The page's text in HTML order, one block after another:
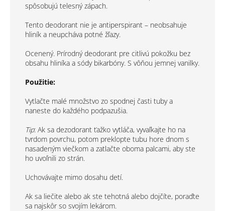
spôsobujú telesný zápach.
Tento deodorant nie je antiperspirant – neobsahuje
hliník a neupcháva potné žľazy.
Ocenený. Prírodný deodorant pre citlivú pokožku bez
obsahu hliníka a sódy bikarbóny. S vôňou jemnej vanilky.
Použitie:
Vytlačte malé množstvo zo spodnej časti tuby a
naneste do každého podpazušia.
Tip: Ak sa dezodorant ťažko vytláča, vyvaľkajte ho na
tvrdom povrchu, potom preklopte tubu hore dnom s
nasadeným viečkom a zatlačte oboma palcami, aby ste
ho uvoľnili zo strán.
Uchovávajte mimo dosahu detí.
Ak sa liečite alebo ak ste tehotná alebo dojčíte, poraďte
sa najskôr so svojím lekárom.